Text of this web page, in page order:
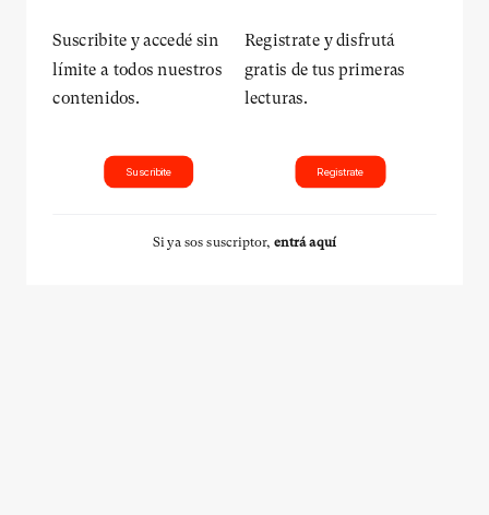
Suscribite y accedé sin
límite a todos nuestros
contenidos.
Suscribite
Registrate y disfrutá
gratis de tus primeras
lecturas.
Registrate
Si ya sos suscriptor, entrá aquí